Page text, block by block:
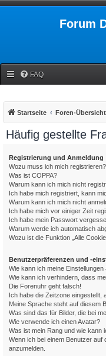
Forum
FAQ
Startseite Foren-Übersicht
Häufig gestellte
Registrierung und Anmeldung
Wozu muss ich mich registrieren?
Was ist COPPA?
Warum kann ich mich nicht
Ich habe mich registriert, kann
Warum kann ich mich nicht
Ich habe mich vor einiger Zeit
Ich habe mein Passwort
Warum werde ich automatisch
Wozu ist die Funktion „Alle
Benutzerpräferenzen und -
Wie kann ich meine Einstellungen
Wie kann ich verhindern, dass
Die Forenuhr geht falsch!
Ich habe die Zeitzone eingestellt,
Meine Sprache steht auf diesem
Was sind das für Bilder, die bei
Wie verwende ich einen Avatar?
Was ist mein Rang und wie kann
Wenn ich bei einem Benutzer
anzumelden.